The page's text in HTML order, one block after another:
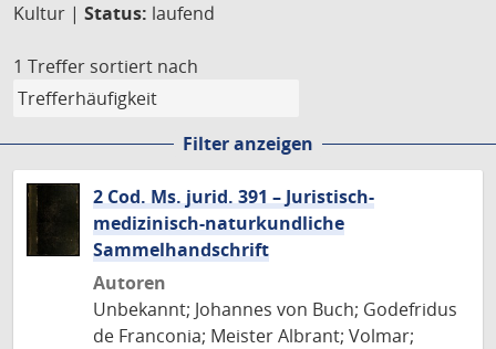
Kultur | Status: laufend
1 Treffer sortiert nach
Filter anzeigen
2 Cod. Ms. jurid. 391 – Juristisch-
medizinisch-naturkundliche
Sammelhandschrift
Autoren
Unbekannt; Johannes von Buch; Godefridus
de Franconia; Meister Albrant; Volmar;